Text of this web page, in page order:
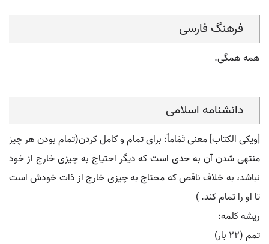
فرهنگ فارسی
همه همگی.
دانشنامه اسلامی
[ویکی الکتاب] معنی تَمَاماً: برای تمام و کامل کردن(تمام بودن هر چیز
منتهی شدن آن به حدی است که دیگر احتیاج به چیزی خارج از خود
نباشد، به خلاف ناقص که محتاج به چیزی خارج از ذات خودش است
تا او را تمام کند. )
ریشه کلمه:
تمم (۲۲ بار)